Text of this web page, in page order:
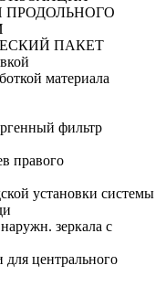
ПРОДОЛЬНОГО
ПАКЕТ
материала
фильтр
правого
установки системы
зеркала с
для центрального